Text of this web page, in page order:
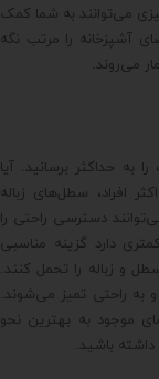
می‌توانند به شما کمک
آشپزخانه را مرتب نگه
می‌روند.
حداکثر برسانید. آیا
افراد، سطل‌های زباله
دسترسی راحتی را
دارد گزینه مناسبی
و زباله را تحمل کنند.
به راحتی تمیز می‌شوند.
موجود به بهترین نحو
باشید.